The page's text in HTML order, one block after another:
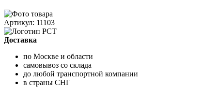
Артикул: 11103
Доставка
по Москве и области
самовывоз со склада
до любой транспортной компании
в страны СНГ